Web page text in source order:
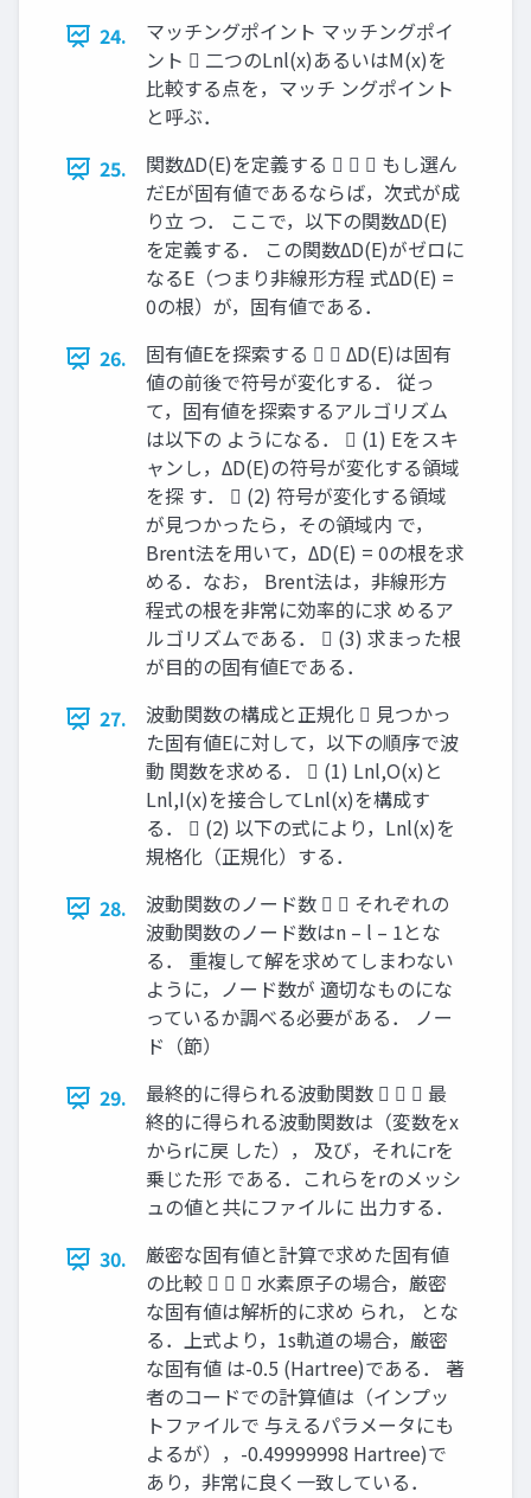
24.
マッチングポイント マッチングポイ
ント  二つのLnl(x)あるいはM(x)を
比較する点を，マッチ ングポイント
と呼ぶ．
25.
関数ΔD(E)を定義する    もし選ん
だEが固有値であるならば，次式が成
り立 つ． ここで，以下の関数ΔD(E)
を定義する． この関数ΔD(E)がゼロに
なるE（つまり非線形方程 式ΔD(E) =
0の根）が，固有値である．
26.
固有値Eを探索する   ΔD(E)は固有
値の前後で符号が変化する． 従っ
て，固有値を探索するアルゴリズム
は以下の ようになる．  (1) Eをスキ
ャンし，ΔD(E)の符号が変化する領域
を探 す．  (2) 符号が変化する領域
が見つかったら，その領域内 で，
Brent法を用いて，ΔD(E) = 0の根を求
める．なお， Brent法は，非線形方
程式の根を非常に効率的に求 めるア
ルゴリズムである．  (3) 求まった根
が目的の固有値Eである．
27.
波動関数の構成と正規化  見つかっ
た固有値Eに対して，以下の順序で波
動 関数を求める．  (1) Lnl,O(x)と
Lnl,I(x)を接合してLnl(x)を構成す
る．  (2) 以下の式により，Lnl(x)を
規格化（正規化）する．
28.
波動関数のノード数   それぞれの
波動関数のノード数はn – l – 1とな
る． 重複して解を求めてしまわない
ように，ノード数が 適切なものにな
っているか調べる必要がある． ノー
ド（節）
29.
最終的に得られる波動関数    最
終的に得られる波動関数は（変数をx
からrに戻 した）， 及び，それにrを
乗じた形 である．これらをrのメッシ
ュの値と共にファイルに 出力する．
30.
厳密な固有値と計算で求めた固有値
の比較    水素原子の場合，厳密
な固有値は解析的に求め られ， とな
る．上式より，1s軌道の場合，厳密
な固有値 は-0.5 (Hartree)である． 著
者のコードでの計算値は（インプッ
トファイルで 与えるパラメータにも
よるが），-0.49999998 Hartree)で
あり，非常に良く一致している．